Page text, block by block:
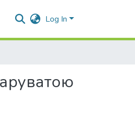
Log In